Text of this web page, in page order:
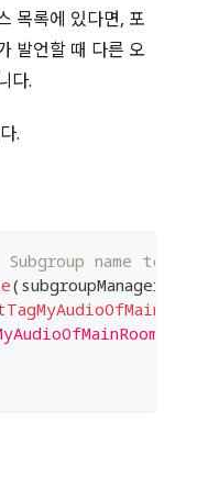
목록에 있다면, 포
발언할 때 다른 오
다.
.
Subgroup name to
( subgroupManager